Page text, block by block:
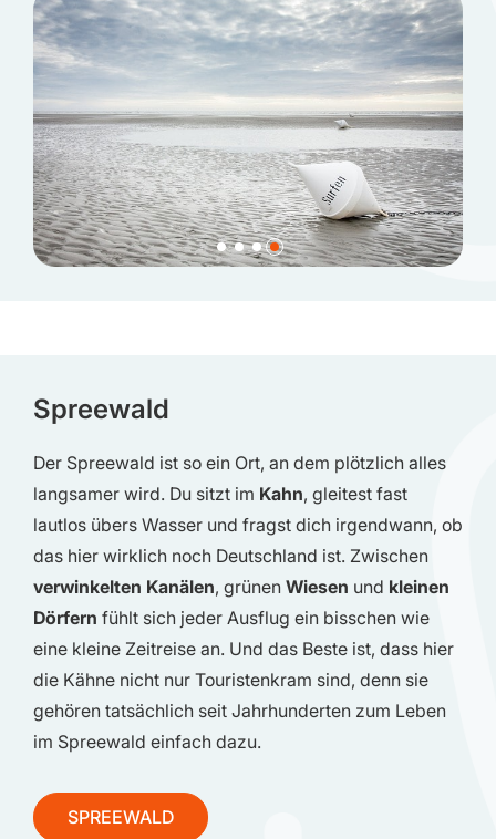
Spreewald
Der Spreewald ist so ein Ort, an dem plötzlich alles
langsamer wird. Du sitzt im Kahn, gleitest fast
lautlos übers Wasser und fragst dich irgendwann, ob
das hier wirklich noch Deutschland ist. Zwischen
verwinkelten Kanälen, grünen Wiesen und kleinen
Dörfern fühlt sich jeder Ausflug ein bisschen wie
eine kleine Zeitreise an. Und das Beste ist, dass hier
die Kähne nicht nur Touristenkram sind, denn sie
gehören tatsächlich seit Jahrhunderten zum Leben
im Spreewald einfach dazu.
SPREEWALD